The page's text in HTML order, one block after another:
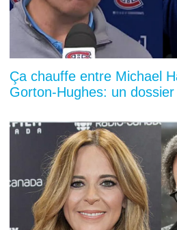
Ça chauffe entre Michael
Gorton-Hughes: un